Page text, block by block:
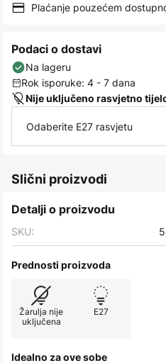
Plaćanje pouzećem
Podaci o dostavi
Na lageru
Rok isporuke: 4 - 7 dana
Nije uključeno rasvjetno
Odaberite E27 rasvjetu
Slični proizvodi
Detalji o proizvodu
SKU:
Prednosti proizvoda
Žarulja nije
uključena
E27
Idealno za ove sobe